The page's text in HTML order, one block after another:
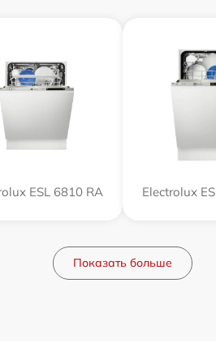
ESL 6810 RA Electrolux
Показать больше